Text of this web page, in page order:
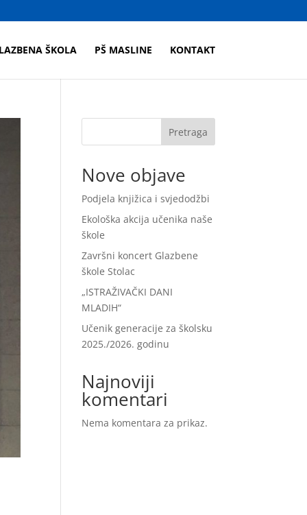
ŠKOLA PŠ MASLINE KONTAKT
Pretraga
Nove objave
Podjela knjižica i svjedodžbi
Ekološka akcija učenika naše
škole
Završni koncert Glazbene
škole Stolac
„ISTRAŽIVAČKI DANI
MLADIH“
Učenik generacije za školsku
2025./2026. godinu
Najnoviji
komentari
Nema komentara za prikaz.